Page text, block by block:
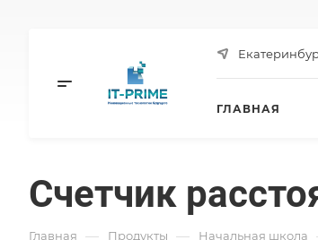
ГЛАВНАЯ
Счетчик
Главная — Продукты — Начальная школа